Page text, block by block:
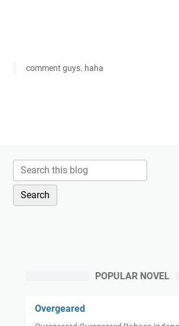
comment guys. haha
POPULAR NOVEL
Overgeared